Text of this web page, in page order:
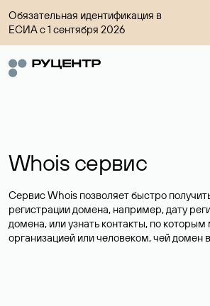
Обязательная идентификация в
ЕСИА с 1 сентября 2026
Whois сервис
Сервис Whois позволяет быстро
регистрации домена, например, дату
домена, или узнать контакты, по
организацией или человеком, чей домен